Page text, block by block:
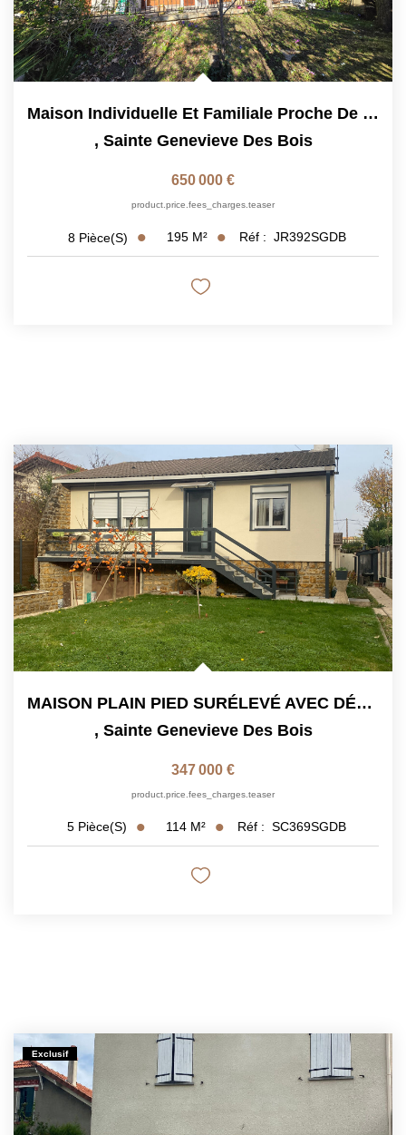
Maison Individuelle Et Familiale Proche De Toutes Commodités
, Sainte Genevieve Des Bois
650 000 €
product.price.fees_charges.teaser
8 Pièce(s) 195 M² Réf : JR392SGDB
MAISON PLAIN PIED SURÉLEVÉ AVEC DÉPENDANCE DE 42m² EN FOND...
, Sainte Genevieve Des Bois
347 000 €
product.price.fees_charges.teaser
5 Pièce(s) 114 M² Réf : SC369SGDB
Exclusif